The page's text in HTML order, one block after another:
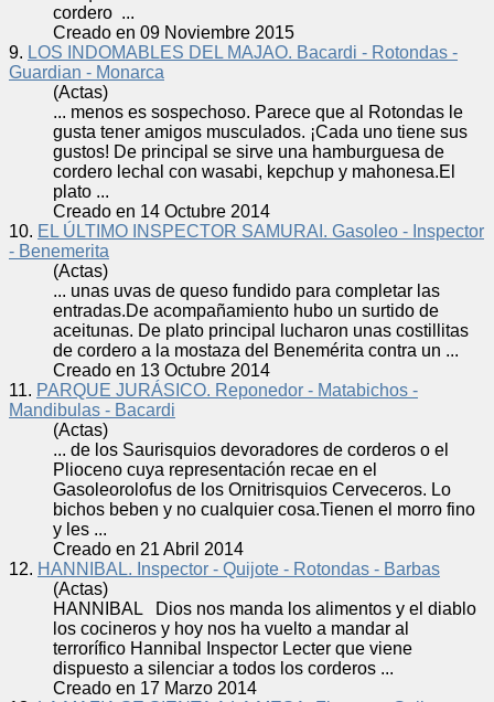
cordero ...
Creado en 09 Noviembre 2015
9. LOS INDOMABLES DEL MAJAO. Bacardi - Rotondas -
Guardian - Monarca
(Actas)
... menos es sospechoso. Parece que al Rotondas le
gusta tener amigos musculados. ¡Cada uno tiene sus
gustos! De principal se sirve una hamburguesa de
cordero lechal con wasabi, kepchup y mahonesa.El
plato ...
Creado en 14 Octubre 2014
10. EL ÚLTIMO INSPECTOR SAMURAI. Gasoleo - Inspector
- Benemerita
(Actas)
... unas uvas de queso fundido para completar las
entradas.De acompañamiento hubo un surtido de
aceitunas. De plato principal lucharon unas costillitas
de cordero a la mostaza del Benemérita contra un ...
Creado en 13 Octubre 2014
11. PARQUE JURÁSICO. Reponedor - Matabichos -
Mandibulas - Bacardi
(Actas)
... de los Saurisquios devoradores de corderos o el
Plioceno cuya representación recae en el
Gasoleorolofus de los Ornitrisquios Cerveceros. Lo
bichos beben y no cualquier cosa.Tienen el morro fino
y les ...
Creado en 21 Abril 2014
12. HANNIBAL. Inspector - Quijote - Rotondas - Barbas
(Actas)
HANNIBAL Dios nos manda los alimentos y el diablo
los cocineros y hoy nos ha vuelto a mandar al
terrorífico Hannibal Inspector Lecter que viene
dispuesto a silenciar a todos los corderos ...
Creado en 17 Marzo 2014